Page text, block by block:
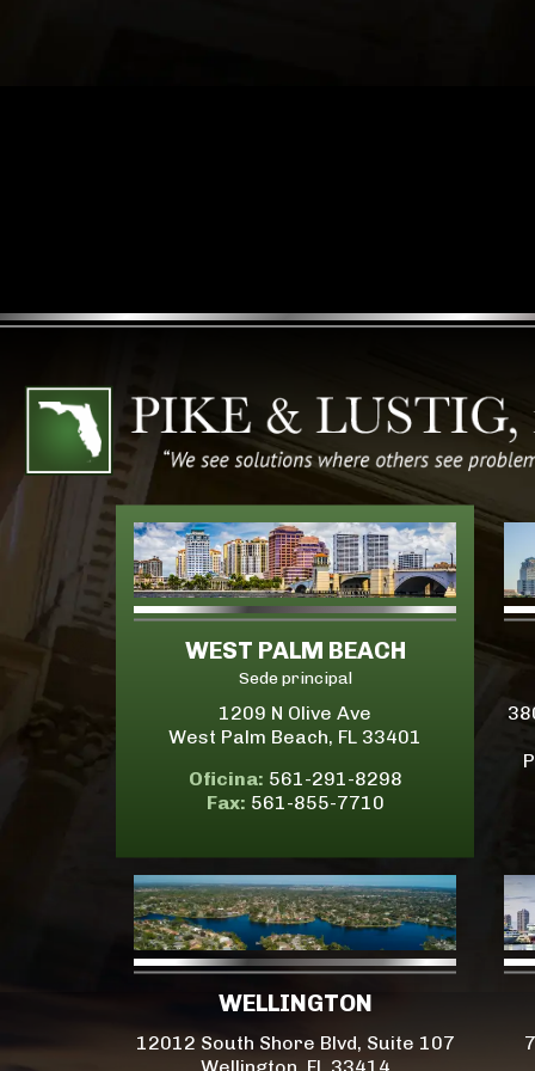
WEST PALM BEACH
Sede principal
1209 N Olive Ave
West Palm Beach, FL 33401
Oficina: 561-291-8298
Fax: 561-855-7710
WELLINGTON
12012 South Shore Blvd, Suite 107